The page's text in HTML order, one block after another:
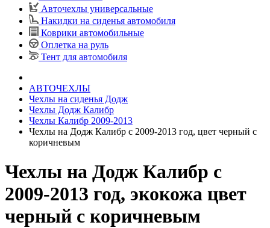
Авточехлы универсальные
Накидки на сиденья автомобиля
Коврики автомобильные
Оплетка на руль
Тент для автомобиля
АВТОЧЕХЛЫ
Чехлы на сиденья Додж
Чехлы Додж Калибр
Чехлы Калибр 2009-2013
Чехлы на Додж Калибр с 2009-2013 год, цвет черный с
коричневым
Чехлы на Додж Калибр с
2009-2013 год, экокожа цвет
черный с коричневым